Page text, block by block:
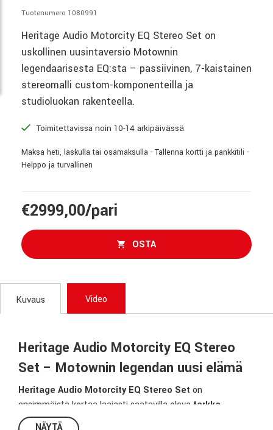
Tuotenumero 1080991
Heritage Audio Motorcity EQ Stereo Set on
uskollinen uusintaversio Motownin
legendaarisesta EQ:sta – passiivinen, 7-kaistainen
stereomalli custom-komponenteilla ja
studioluokan rakenteella.
Toimitettavissa noin 10-14 arkipäivässä
Maksa heti, laskulla tai osamaksulla - Tallenna kortti ja pankkitili -
Helppo ja turvallinen
€2999,00/pari
OSTA
Kuvaus Video
Heritage Audio Motorcity EQ Stereo
Set – Motownin legendan uusi elämä
Heritage Audio Motorcity EQ Stereo Set on
ensimmäistä kertaa laajasti saatavilla oleva tarkka
uusintaversiolegendaarisesta Motownin
NÄYTÄ